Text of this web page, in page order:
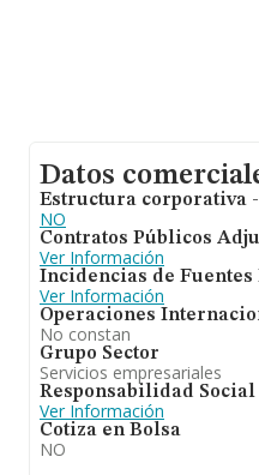
Datos
Estructura corporativa
NO
Contratos Públicos
Ver Información
Incidencias de Fuentes
Ver Información
Operaciones
No constan
Grupo Sector
Servicios empresariales
Responsabilidad
Ver Información
Cotiza en Bolsa
NO